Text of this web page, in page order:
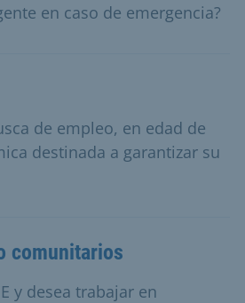
en caso de emergencia?
de empleo, en edad de
destinada a garantizar su
comunitarios
y desea trabajar en